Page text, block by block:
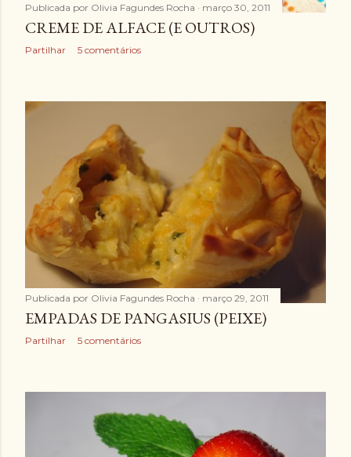
Publicada por Olivia Fagundes Rocha março 30, 2011
CREME DE ALFACE (E OUTROS)
Partilhar 5 comentários
Publicada por Olivia Fagundes Rocha março 29, 2011
EMPADAS DE PANGASIUS (PEIXE)
Partilhar 5 comentários